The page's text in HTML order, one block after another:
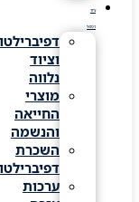
דפיברילטורים
נלווה
מוצרי
החייאה
והנשמה
השכרת
דפיברילטור
ערכות